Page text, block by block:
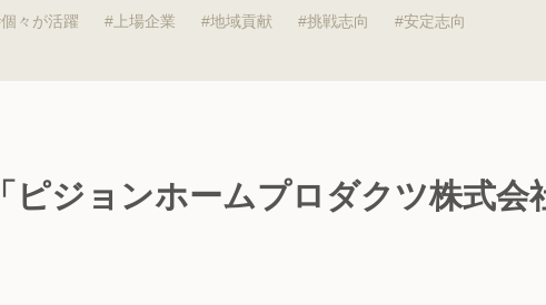
個々が活躍 上場企業 地域貢献 挑戦志向 安定志向
「ピジョンホームプロダクツ株式会